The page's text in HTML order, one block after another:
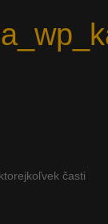
časti